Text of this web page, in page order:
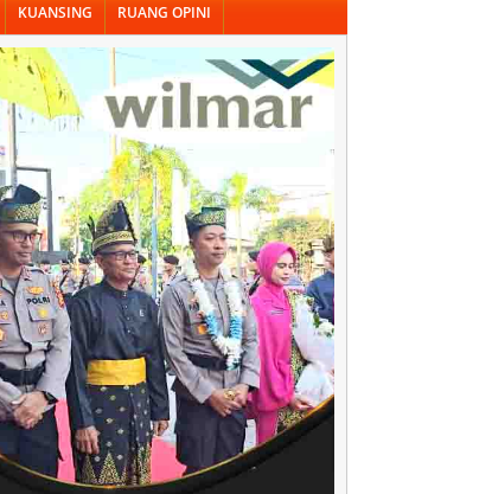
KUANSING RUANG OPINI